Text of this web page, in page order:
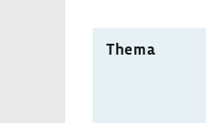
Thema